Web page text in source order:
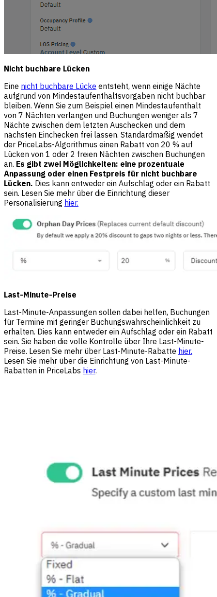
Nicht buchbare Lücken
Eine nicht buchbare Lücke entsteht, wenn einige Nächte
aufgrund von Mindestaufenthaltsvorgaben nicht buchbar
bleiben. Wenn Sie zum Beispiel einen Mindestaufenthalt
von 7 Nächten verlangen und Buchungen weniger als 7
Nächte zwischen dem letzten Auschecken und dem
nächsten Einchecken frei lassen. Standardmäßig wendet
der PriceLabs-Algorithmus einen Rabatt von 20 % auf
Lücken von 1 oder 2 freien Nächten zwischen Buchungen
an. Es gibt zwei Möglichkeiten: eine prozentuale
Anpassung oder einen Festpreis für nicht buchbare
Lücken. Dies kann entweder ein Aufschlag oder ein Rabatt
sein. Lesen Sie mehr über die Einrichtung dieser
Personalisierung hier.
Last-Minute-Preise
Last-Minute-Anpassungen sollen dabei helfen, Buchungen
für Termine mit geringer Buchungswahrscheinlichkeit zu
erhalten. Dies kann entweder ein Aufschlag oder ein Rabatt
sein. Sie haben die volle Kontrolle über Ihre Last-Minute-
Preise. Lesen Sie mehr über Last-Minute-Rabatte hier.
Lesen Sie mehr über die Einrichtung von Last-Minute-
Rabatten in PriceLabs hier.